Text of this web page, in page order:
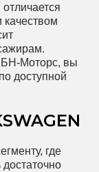
БН-Моторс, вы
доступной
где